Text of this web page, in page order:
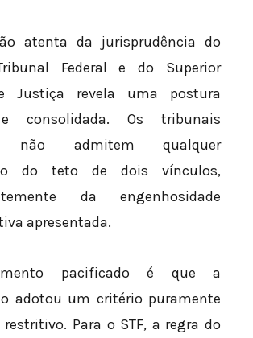
atenta da jurisprudência do
Federal e do Superior
Justiça revela uma postura
consolidada. Os tribunais
não admitem qualquer
do teto de dois vínculos,
da engenhosidade
apresentada.
pacificado é que a
adotou um critério puramente
Para o STF, a regra do